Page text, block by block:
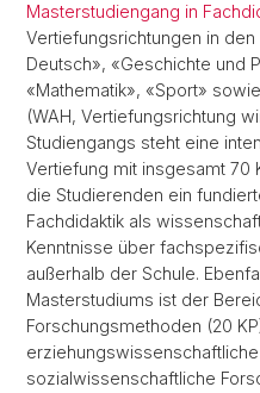
Masterstudiengang in
Vertiefungsrichtungen in
Deutsch», «Geschichte und
«Mathematik», «Sport»
(WAH, Vertiefungsrichtung
Studiengangs steht eine
Vertiefung mit insgesamt 70
die Studierenden ein
Fachdidaktik als
Kenntnisse über
außerhalb der Schule.
Masterstudiums ist der
Forschungsmethoden (20
sozialwissenschaftliche